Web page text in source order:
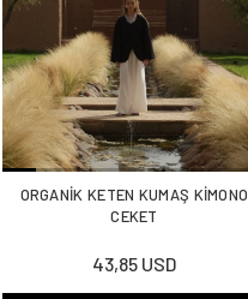
ORGANİK KETEN KUMAŞ KİMONO
CEKET
43,85 USD